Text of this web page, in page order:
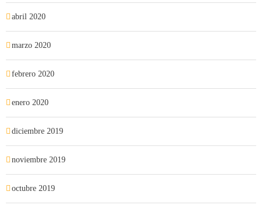
abril 2020
marzo 2020
febrero 2020
enero 2020
diciembre 2019
noviembre 2019
octubre 2019